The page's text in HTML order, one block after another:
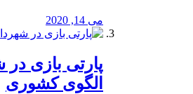
می 14, 2020
پارتی بازی
الگوی کشوری